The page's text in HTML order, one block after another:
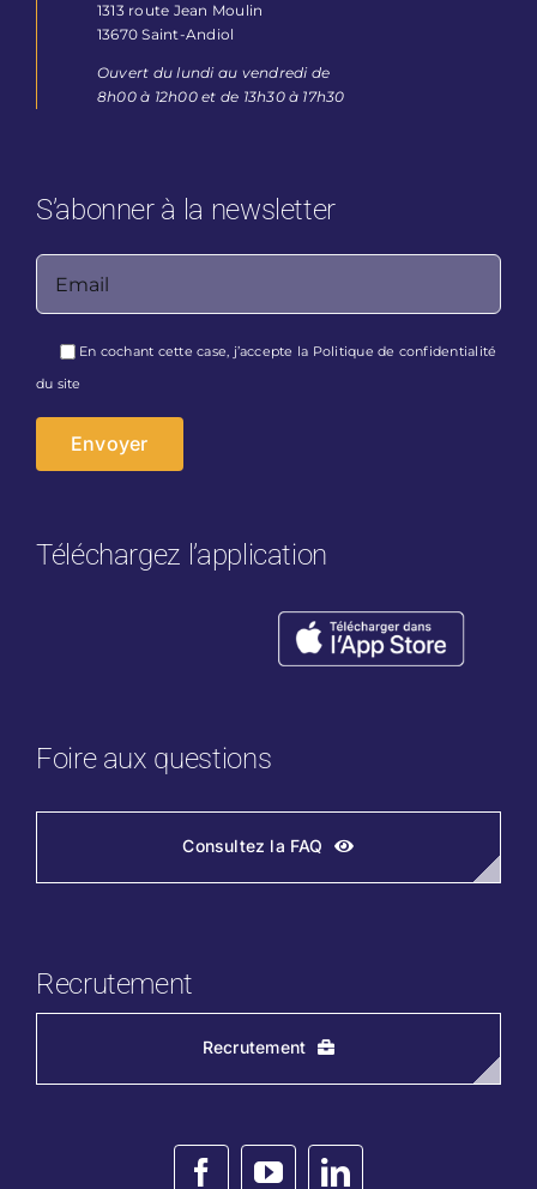
1313 route Jean Moulin
13670 Saint-Andiol
Ouvert du lundi au vendredi de
8h00 à 12h00 et de 13h30 à 17h30
S’abonner à la newsletter
En cochant cette case, j’accepte la Politique de confidentialité
du site
Téléchargez l’application
Foire aux questions
Consultez la FAQ
Recrutement
Recrutement